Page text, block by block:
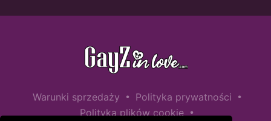
Warunki sprzedaży • Polityka prywatności •
Polityka plików cookie •